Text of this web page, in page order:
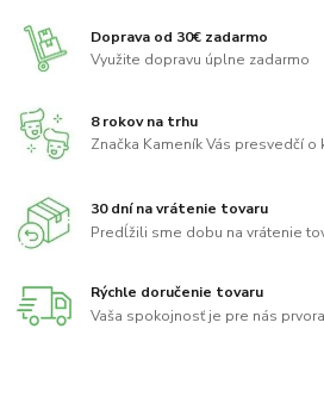
Doprava od 30€ zadarmo
Využite dopravu úplne zadarmo
8 rokov na trhu
Značka Kameník Vás presvedčí o
30 dní na vrátenie tovaru
Predĺžili sme dobu na vrátenie
Rýchle doručenie tovaru
Vaša spokojnosť je pre nás